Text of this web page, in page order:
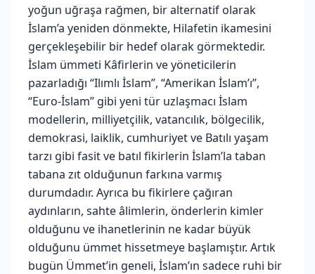
yoğun uğraşa rağmen, bir alternatif olarak
İslam’a yeniden dönmekte, Hilafetin ikamesini
gerçekleşebilir bir hedef olarak görmektedir.
İslam ümmeti Kâfirlerin ve yöneticilerin
pazarladığı “Ilımlı İslam”, “Amerikan İslam’ı”,
“Euro-İslam” gibi yeni tür uzlaşmacı İslam
modellerin, milliyetçilik, vatancılık, bölgecilik,
demokrasi, laiklik, cumhuriyet ve Batılı yaşam
tarzı gibi fasit ve batıl fikirlerin İslam’la taban
tabana zıt olduğunun farkına varmış
durumdadır. Ayrıca bu fikirlere çağıran
aydınların, sahte âlimlerin, önderlerin kimler
olduğunu ve ihanetlerinin ne kadar büyük
olduğunu ümmet hissetmeye başlamıştır. Artık
bugün Ümmet’in geneli, İslam’ın sadece ruhi bir